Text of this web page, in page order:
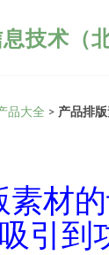
技术（
品大全 > 产品排
素材
引到